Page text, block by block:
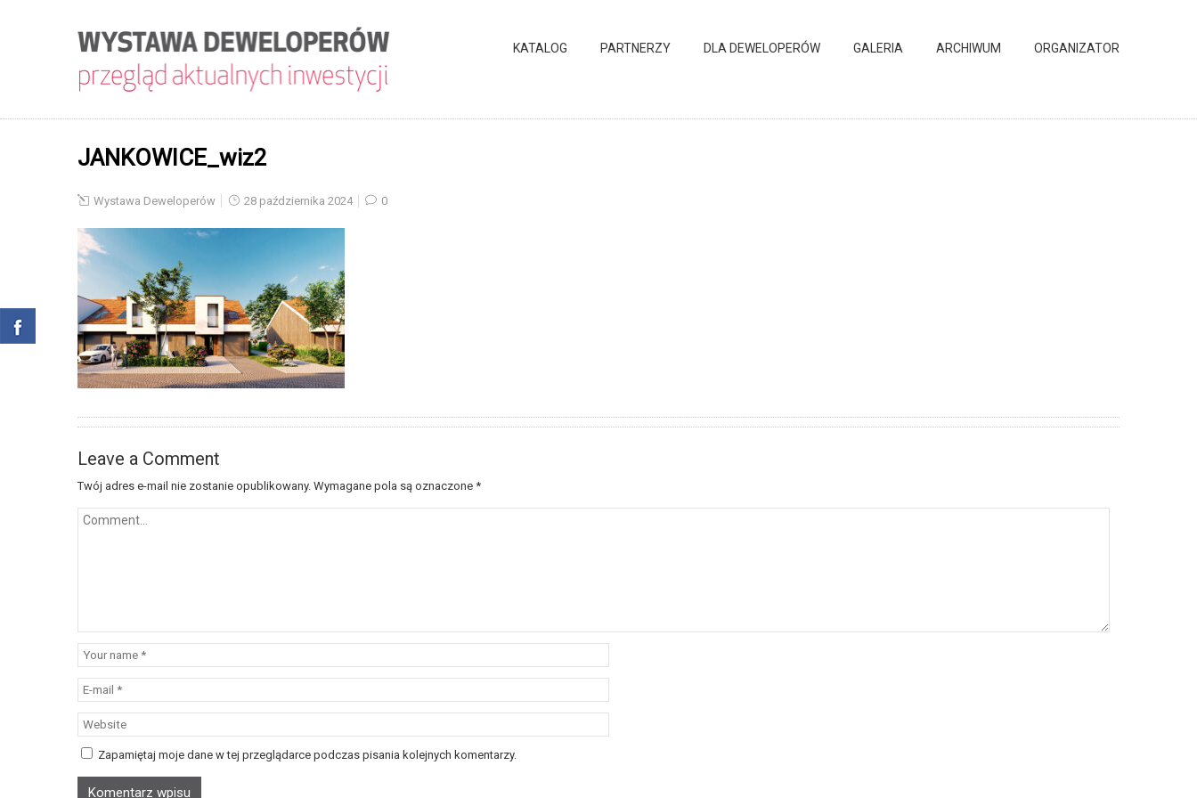
KATALOG PARTNERZY DLA DEWELOPERÓW GALERIA ARCHIWUM ORGANIZATOR
JANKOWICE_wiz2
Wystawa Deweloperów 28 października 2024 0
Leave a Comment
Twój adres e-mail nie zostanie opublikowany. Wymagane pola są oznaczone *
Zapamiętaj moje dane w tej przeglądarce podczas pisania kolejnych komentarzy.